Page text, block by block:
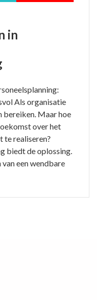
in
Als organisatie
bereiken. Maar hoe
over het
te realiseren?
biedt de oplossing.
een wendbare